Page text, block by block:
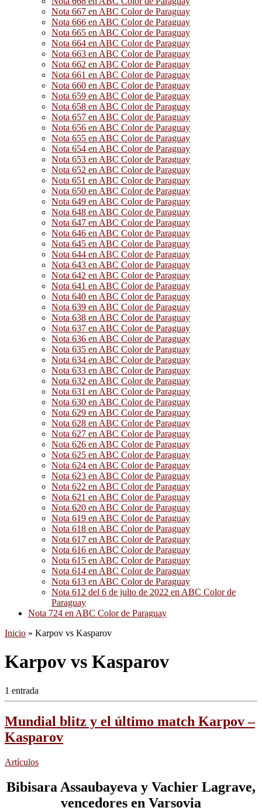
Nota 667 en ABC Color de Paraguay
Nota 666 en ABC Color de Paraguay
Nota 665 en ABC Color de Paraguay
Nota 664 en ABC Color de Paraguay
Nota 663 en ABC Color de Paraguay
Nota 662 en ABC Color de Paraguay
Nota 661 en ABC Color de Paraguay
Nota 660 en ABC Color de Paraguay
Nota 659 en ABC Color de Paraguay
Nota 658 en ABC Color de Paraguay
Nota 657 en ABC Color de Paraguay
Nota 656 en ABC Color de Paraguay
Nota 655 en ABC Color de Paraguay
Nota 654 en ABC Color de Paraguay
Nota 653 en ABC Color de Paraguay
Nota 652 en ABC Color de Paraguay
Nota 651 en ABC Color de Paraguay
Nota 650 en ABC Color de Paraguay
Nota 649 en ABC Color de Paraguay
Nota 648 en ABC Color de Paraguay
Nota 647 en ABC Color de Paraguay
Nota 646 en ABC Color de Paraguay
Nota 645 en ABC Color de Paraguay
Nota 644 en ABC Color de Paraguay
Nota 643 en ABC Color de Paraguay
Nota 642 en ABC Color de Paraguay
Nota 641 en ABC Color de Paraguay
Nota 640 en ABC Color de Paraguay
Nota 639 en ABC Color de Paraguay
Nota 638 en ABC Color de Paraguay
Nota 637 en ABC Color de Paraguay
Nota 636 en ABC Color de Paraguay
Nota 635 en ABC Color de Paraguay
Nota 634 en ABC Color de Paraguay
Nota 633 en ABC Color de Paraguay
Nota 632 en ABC Color de Paraguay
Nota 631 en ABC Color de Paraguay
Nota 630 en ABC Color de Paraguay
Nota 629 en ABC Color de Paraguay
Nota 628 en ABC Color de Paraguay
Nota 627 en ABC Color de Paraguay
Nota 626 en ABC Color de Paraguay
Nota 625 en ABC Color de Paraguay
Nota 624 en ABC Color de Paraguay
Nota 623 en ABC Color de Paraguay
Nota 622 en ABC Color de Paraguay
Nota 621 en ABC Color de Paraguay
Nota 620 en ABC Color de Paraguay
Nota 619 en ABC Color de Paraguay
Nota 618 en ABC Color de Paraguay
Nota 617 en ABC Color de Paraguay
Nota 616 en ABC Color de Paraguay
Nota 615 en ABC Color de Paraguay
Nota 614 en ABC Color de Paraguay
Nota 613 en ABC Color de Paraguay
Nota 612 del 6 de julio de 2022 en ABC Color de
Paraguay
Nota 724 en ABC Color de Paraguay
Inicio » Karpov vs Kasparov
Karpov vs Kasparov
1 entrada
Mundial blitz y el último match Karpov –
Kasparov
Artículos
Bibisara Assaubayeva y Vachier Lagrave,
vencedores en Varsovia